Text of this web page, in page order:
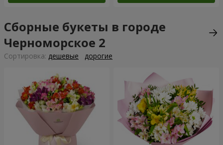
Сборные букеты в городе
Черноморское 2
Cортировка: дешевые дорогие